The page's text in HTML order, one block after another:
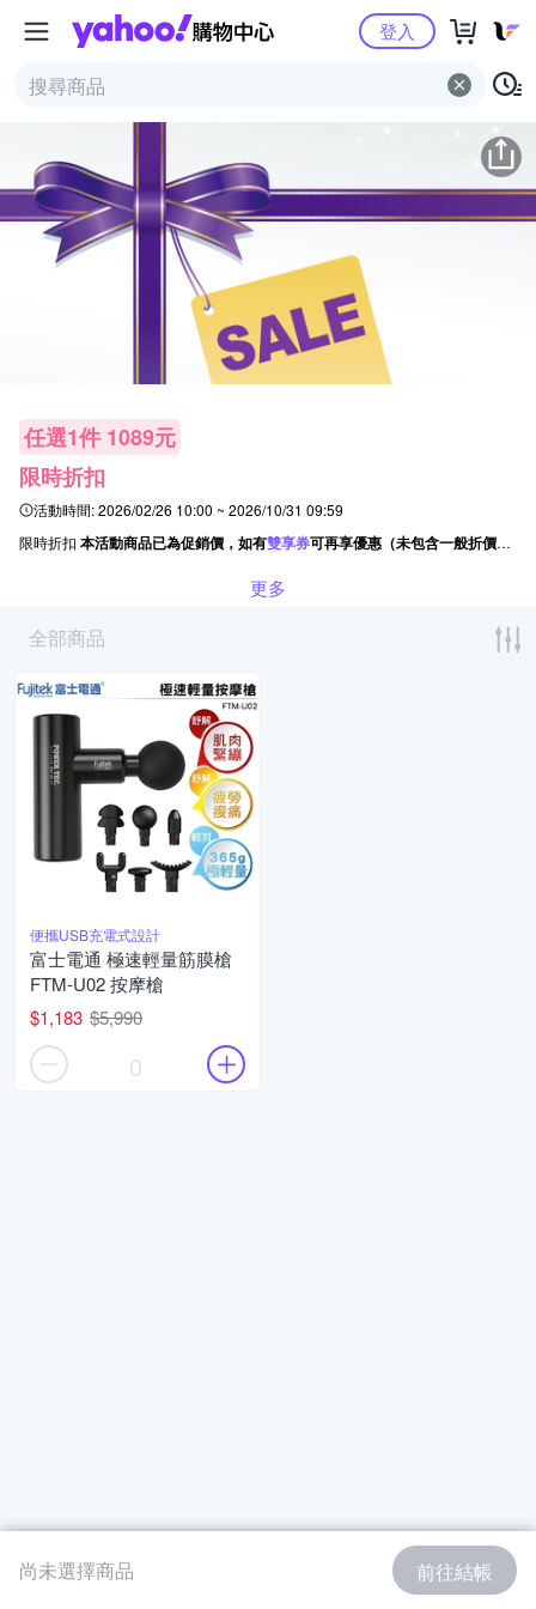
Yahoo購物中心
登入
任選1件 1089元
限時折扣
活動時間:2026/02/26 10:00 ~ 2026/10/31 09:59
限時折扣 本活動商品已為促銷價，如有雙享券可再享優惠（未包含一般折價券）。
更多
全部商品
便攜USB充電式設計
富士電通 極速輕量筋膜槍
FTM-U02 按摩槍
$1,183 $5,990
0
尚未選擇商品 前往結帳